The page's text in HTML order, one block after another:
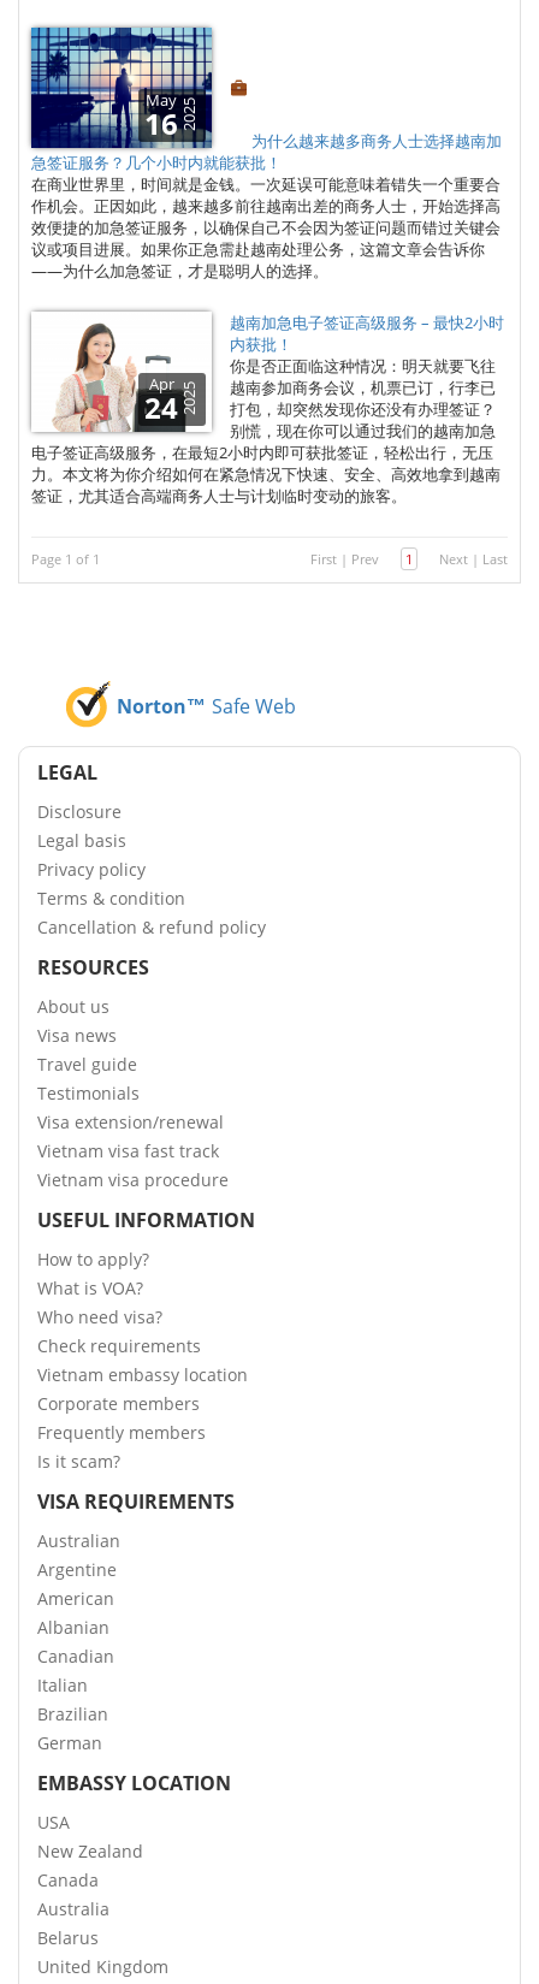
May
162025
为什么越来越多商务人士选择越南加
急签证服务？几个小时内就能获批！
在商业世界里，时间就是金钱。一次延误可能意味着错失一个重要合
作机会。正因如此，越来越多前往越南出差的商务人士，开始选择高
效便捷的加急签证服务，以确保自己不会因为签证问题而错过关键会
议或项目进展。如果你正急需赴越南处理公务，这篇文章会告诉你
——为什么加急签证，才是聪明人的选择。
Apr
242025
越南加急电子签证高级服务 – 最快2小时
内获批！
你是否正面临这种情况：明天就要飞往
越南参加商务会议，机票已订，行李已
打包，却突然发现你还没有办理签证？
别慌，现在你可以通过我们的越南加急
电子签证高级服务，在最短2小时内即可获批签证，轻松出行，无压
力。本文将为你介绍如何在紧急情况下快速、安全、高效地拿到越南
签证，尤其适合高端商务人士与计划临时变动的旅客。
Page 1 of 1 First | Prev 1 Next | Last
Norton™ Safe Web
LEGAL
Disclosure
Legal basis
Privacy policy
Terms & condition
Cancellation & refund policy
RESOURCES
About us
Visa news
Travel guide
Testimonials
Visa extension/renewal
Vietnam visa fast track
Vietnam visa procedure
USEFUL INFORMATION
How to apply?
What is VOA?
Who need visa?
Check requirements
Vietnam embassy location
Corporate members
Frequently members
Is it scam?
VISA REQUIREMENTS
Australian
Argentine
American
Albanian
Canadian
Italian
Brazilian
German
EMBASSY LOCATION
USA
New Zealand
Canada
Australia
Belarus
United Kingdom